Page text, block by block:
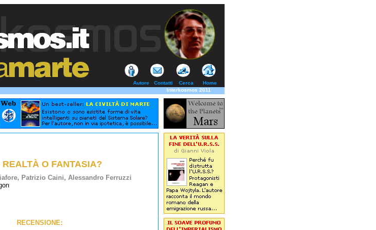
Autore Contatti Cerca
Home
Interkosmos 2011
O FANTASIA?
Patrizio Caini, Alessandro Ferruzzi
RECENSIONE: